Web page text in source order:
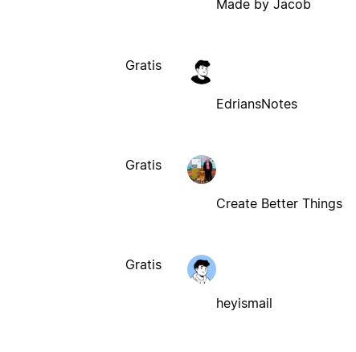
Made by Jacob
Gratis
EdriansNotes
Gratis
Create Better Things
Gratis
heyismail